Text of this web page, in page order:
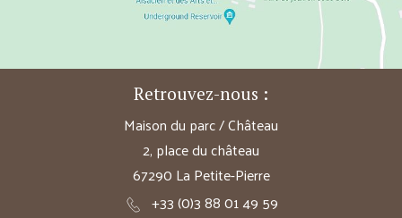
Retrouvez-nous :
Maison du parc / Château
2, place du château
67290 La Petite-Pierre
+33 (0)3 88 01 49 59